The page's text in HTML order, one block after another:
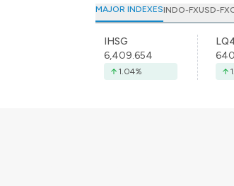
MAJOR INDEXESINDO-FXUSD-FX
IHSG
6,409.654
1.04%